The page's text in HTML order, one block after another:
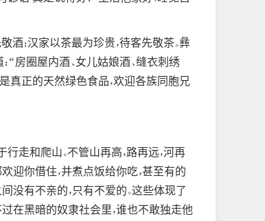
；汉家以茶最为珍贵，待客先敬茶。彝
“房圈屋内酒、女儿姑娘酒、缝衣刺绣
真正的天然绿色食品，欢迎各族同胞兄
走和爬山。不管山再高，路再远，河再
迎你借住，并煮点饭给你吃，甚至有的
没有不亲的，只有不爱的。这些体现了
在黑暗的奴隶社会里，谁也不敢独走他